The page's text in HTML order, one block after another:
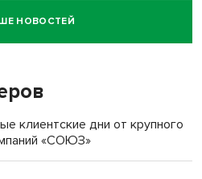
водителя за смерть
НОВОСТЕЙ
клиентские дни от крупного
«СОЮЗ»